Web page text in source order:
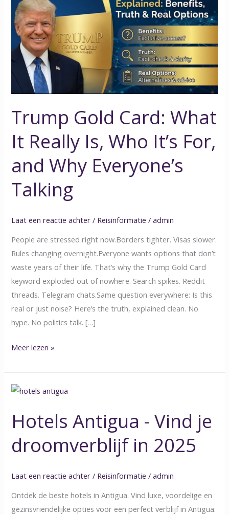
Trump Gold Card: What
It Really Is, Who It’s For,
and Why Everyone’s
Talking
Laat een reactie achter / Reisinformatie /admin
People are stressed right now.Borders tighter. Visas slower.
Rules changing overnight.Everyone wants options that don’t
waste years of their life. That’s why the Trump Gold Card
keyword exploded out of nowhere. Search spikes. Reddit
threads. Telegram chats.Same question everywhere: Is this
real or just noise? Here’s the truth, explained clean. No
hype. No politics talk. […]
Card:
What
It
Really
Is,
Who
It’s
and
Why
Everyone’s
Meer lezen »
Hotels Antigua - Vind je
droomverblijf in 2025
Laat een reactie achter / Reisinformatie /admin
Ontdek de beste hotels in Antigua. Vind luxe, voordelige en
gezinsvriendelijke opties voor een perfect verblijf in Antigua.
Hotels
-
Vind
je
in